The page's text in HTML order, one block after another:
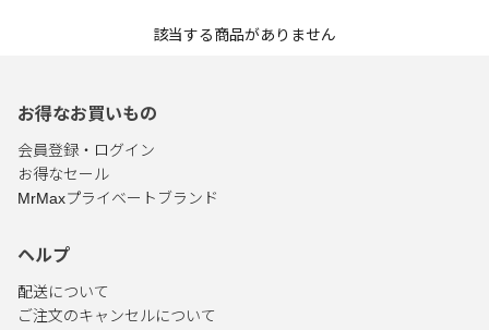
該当する商品がありません
お得なお買いもの
会員登録・ログイン
お得なセール
MrMaxプライベートブランド
ヘルプ
配送について
ご注文のキャンセルについて